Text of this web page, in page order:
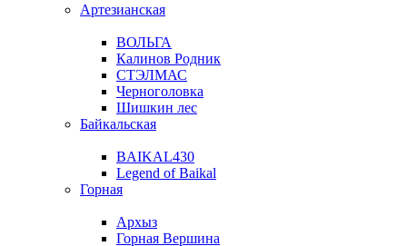
Артезианская
ВОЛЬГА
Калинов Родник
СТЭЛМАС
Черноголовка
Шишкин лес
Байкальская
BAIKAL430
Legend of Baikal
Горная
Архыз
Горная Вершина